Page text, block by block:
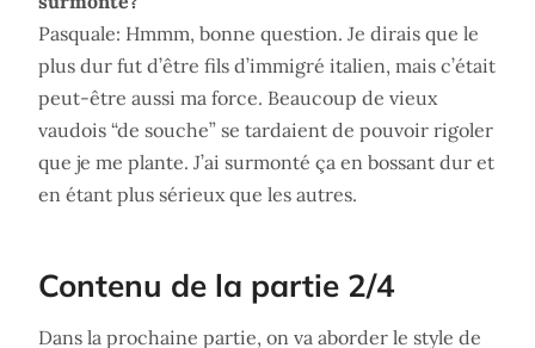
Pasquale: Hmmm, bonne question. Je dirais que le
plus dur fut d’être fils d’immigré italien, mais c’était
peut-être aussi ma force. Beaucoup de vieux
vaudois “de souche” se tardaient de pouvoir rigoler
que je me plante. J’ai surmonté ça en bossant dur et
en étant plus sérieux que les autres.
Contenu de la partie 2/4
Dans la prochaine partie, on va aborder le style de